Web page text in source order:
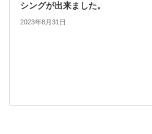
シングが出来ました。
2023年8月31日